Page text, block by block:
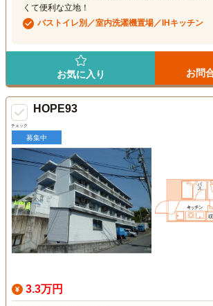
くて便利な立地！
バストイレ別／室内洗濯機置場／IHキッチン
お気に入り お問
チェック
HOPE93
募集中
3.3万円